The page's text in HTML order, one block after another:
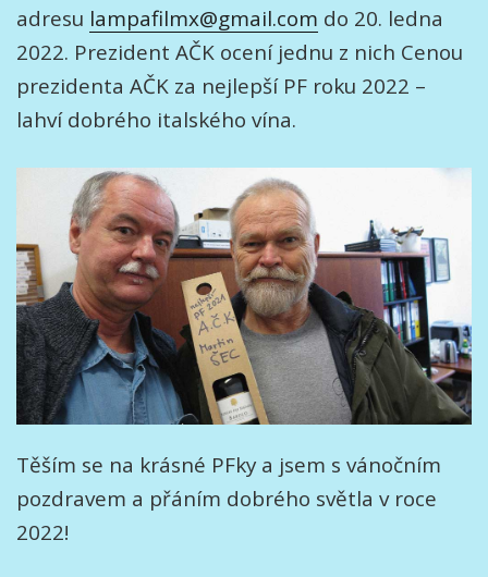
adresu lampafilmx@gmail.com do 20. ledna
2022. Prezident AČK ocení jednu z nich Cenou
prezidenta AČK za nejlepší PF roku 2022 –
lahví dobrého italského vína.
Těším se na krásné PFky a jsem s vánočním
pozdravem a přáním dobrého světla v roce
2022!